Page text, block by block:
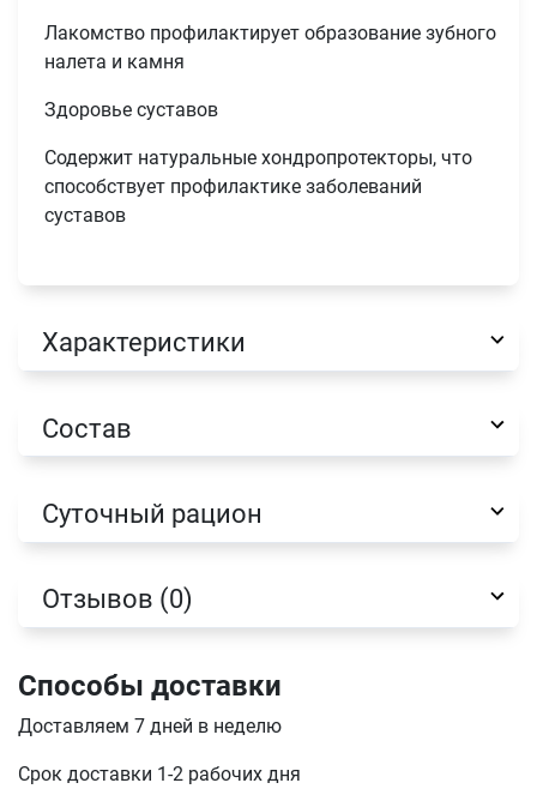
Лакомство профилактирует образование зубного
налета и камня
Здоровье суставов
Содержит натуральные хондропротекторы, что
способствует профилактике заболеваний
суставов
Характеристики
Состав
Суточный рацион
Отзывов (0)
Способы доставки
Доставляем 7 дней в неделю
Срок доставки 1-2 рабочих дня
Продолжить покупки
Оформить заказ
Телефон
E-mail